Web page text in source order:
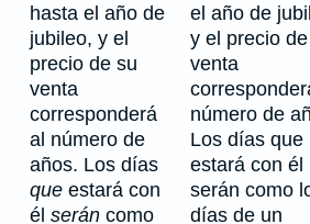
hasta el año de
jubileo, y el
precio de su
venta
corresponderá
al número de
años. Los días
que estará con
él serán como
el año de
y el precio
venta
número de
Los días que
estará con él
serán como
días de un